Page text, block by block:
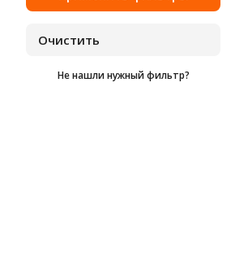
cr2032 (5004lc)
cr2450
Не нашли нужный фильтр?